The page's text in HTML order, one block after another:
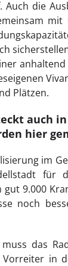
die
Plätzen.
auch
hier
im
für
9.000
noch
das
in